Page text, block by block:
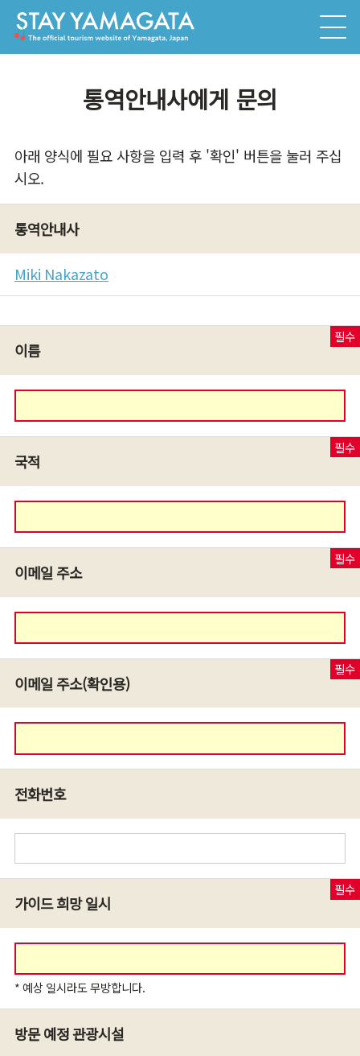
통역안내사에게 문의
아래 양식에 필요 사항을 입력 후 '확인' 버튼을 눌러 주십
시오.
통역안내사
Miki Nakazato
이름
국적
이메일 주소
이메일 주소(확인용)
전화번호
가이드 희망 일시
* 예상 일시라도 무방합니다.
방문 예정 관광시설